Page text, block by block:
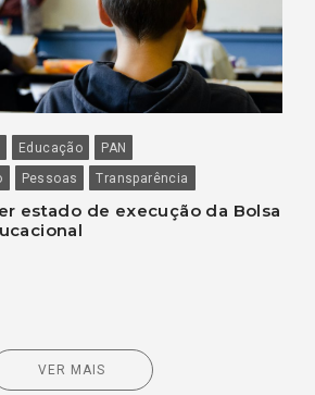
Educação
PAN
Pessoas Transparência
estado de execução da Bolsa
VER MAIS